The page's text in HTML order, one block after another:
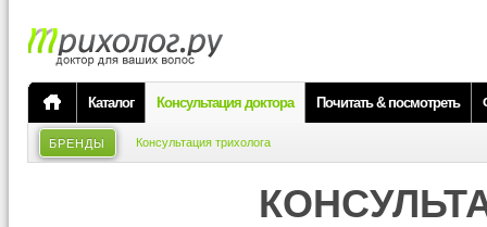
Каталог Консультация доктора Почитать & посмотреть
БРЕНДЫ Консультация трихолога